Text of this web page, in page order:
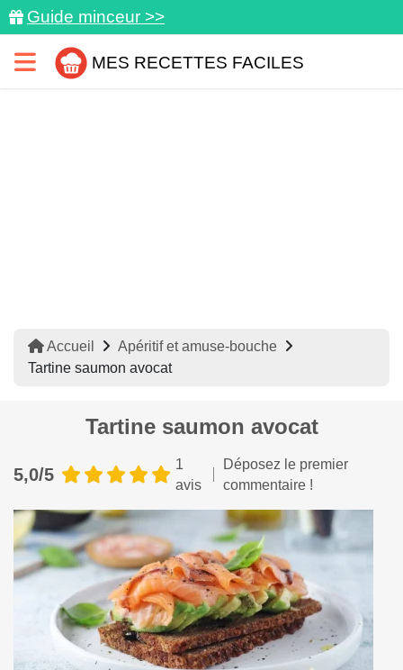
Guide minceur >>
MES RECETTES FACILES
Accueil
Apéritif et amuse-bouche
Tartine saumon avocat
Tartine saumon avocat
5,0/5
1
avis
Déposez le premier
commentaire !